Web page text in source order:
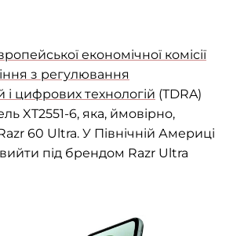
економічної комісії
з регулювання
і цифрових технологій (TDRA)
XT2551-6, яка, ймовірно,
60 Ultra. У Північній Америці
під брендом Razr Ultra